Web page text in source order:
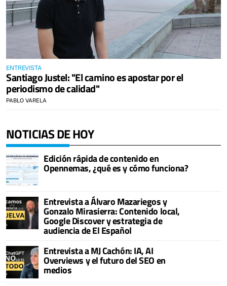
ENTREVISTA
Santiago Justel: "El camino es apostar por el
periodismo de calidad"
PABLO VARELA
NOTICIAS DE HOY
Edición rápida de contenido en
Opennemas, ¿qué es y cómo funciona?
Entrevista a Álvaro Mazariegos y
Gonzalo Mirasierra: Contenido local,
Google Discover y estrategia de
audiencia de El Español
Entrevista a MJ Cachón: IA, AI
Overviews y el futuro del SEO en
medios